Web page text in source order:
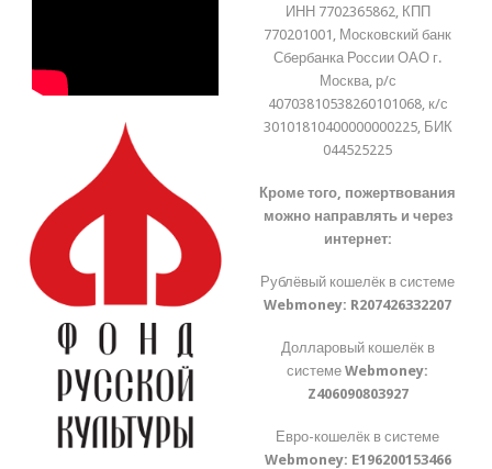
ИНН 7702365862, КПП
770201001, Московский банк
Сбербанка России ОАО г.
Москва, р/с
40703810538260101068, к/с
30101810400000000225, БИК
044525225
Кроме того, пожертвования
можно направлять и через
интернет:
Рублёвый кошелёк в системе
Webmoney: R207426332207
Долларовый кошелёк в
системеWebmoney:
Z406090803927
Евро-кошелёк в системе
Webmoney: E196200153466